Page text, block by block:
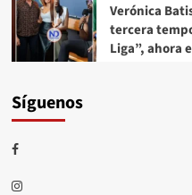
Verónica
tercera
Liga”, ahora
Síguenos